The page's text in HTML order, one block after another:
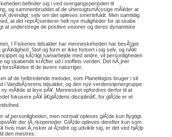
befinder sig i ved overgangsperioden til
og sammenbruddet af de uhensigtsmÃ¦ssige mÃ¥der at
selv om det opleves smertefuldt. Men samtidig
at det reprÃ¦senterer helt nye muligheder for at skabe
at understrege de positive visioner og deres dynamiske
I Fiskenes tidsalder har menneskeheden har bevÃ¦get
Stof og form er ikke forkert i sig selv, og nÃ¥r
og kÃ¦rligt samarbejde med andre, vil personligheden
skabende krÃ¦fter ud i stoffets verden. Det hÃ¸jner
til de lavere naturriger.
af de helbredende metoder, som Planetlogos bruger i sit
VandbÃ¦rerens tidsalder, og den nye verdenstjenergruppe
mÃ¥de at leve pÃ¥. Mennesket opfordres derfor til at
fokusere pÃ¥ â€glÃ¦dens disciplinâ€, for glÃ¦de er et
af personligheden, men normalt opleves glÃ¦de kun flygtigt.
der tÃ¸rkeperioder. GlÃ¦de opleves derefter kun som
hvis man Ã¸nsker at Ã¦ndre og udvikle sig, er det ved hjÃ¦lp
den mestres.